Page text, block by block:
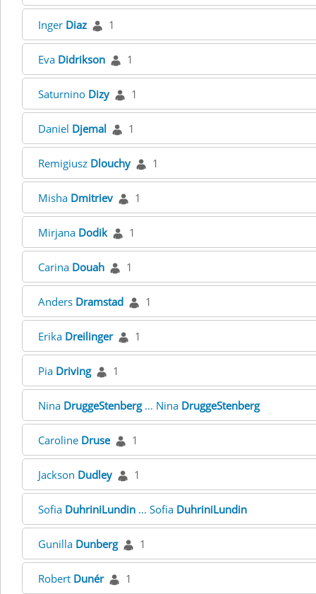
Inger Diaz 1
Eva Didrikson 1
Saturnino Dizy 1
Daniel Djemal 1
Remigiusz Dlouchy 1
Misha Dmitriev 1
Mirjana Dodik 1
Carina Douah 1
Anders Dramstad 1
Erika Dreilinger 1
Pia Driving 1
Nina DruggeStenberg... Nina DruggeStenberg
Caroline Druse 1
Jackson Dudley 1
Sofia DuhriniLundin ... Sofia DuhriniLundin
Gunilla Dunberg 1
Robert Dunér 1